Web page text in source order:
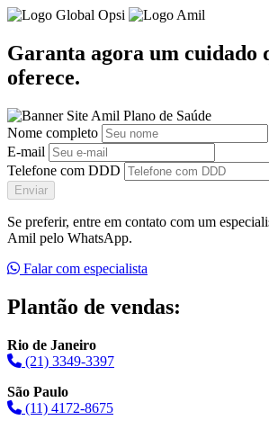
Garanta agora um cuidado
oferece.
Nome completo
E-mail
Telefone com DDD
Enviar
Se preferir, entre em contato com um
Amil pelo WhatsApp.
Falar com especialista
Plantão de vendas:
Rio de Janeiro
(21) 3349-3397
São Paulo
(11) 4172-8675